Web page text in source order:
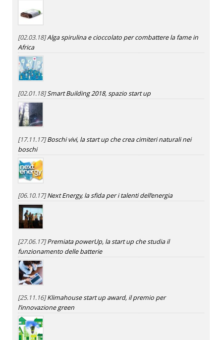
[02.03.18]Alga spirulina e cioccolato per combattere la fame in
Africa
[02.01.18]Smart Building 2018, spazio start up
[17.11.17]Boschi vivi, la start up che crea cimiteri naturali nei
boschi
[06.10.17]Next Energy, la sfida per i talenti dell’energia
[27.06.17]Premiata powerUp, la start up che studia il
funzionamento delle batterie
[25.11.16]Klimahouse start up award, il premio per
l’innovazione green